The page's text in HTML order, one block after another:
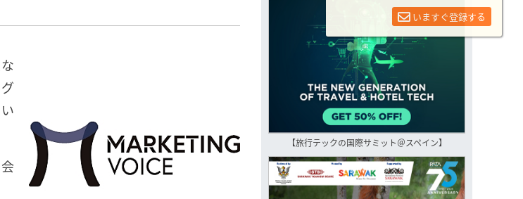
【旅行テックの国際サミット＠スペイン】
いますぐ登録する